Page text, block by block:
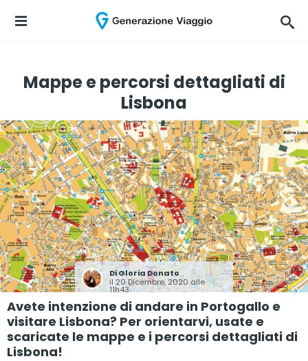
Mappe e percorsi dettagliati di
Lisbona
DiGloria Donato
il 20 Dicembre, 2020 alle
11h43
Avete intenzione di andare in Portogallo e
visitare Lisbona? Per orientarvi, usate e
scaricate le mappe e i percorsi dettagliati di
Lisbona!